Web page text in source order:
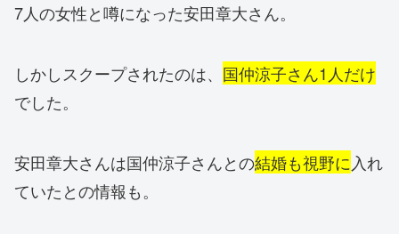
7人の女性と噂になった安田章大さん。
しかしスクープされたのは、 国仲涼子さん1人だけ
でした。
安田章大さんは国仲涼子さんとの結婚も視野に入れ
ていたとの情報も。